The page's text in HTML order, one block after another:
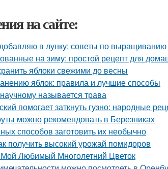
на сайте:
в лунку: советы по выращиванию
на зиму: простой рецепт для
яблоки свежими до весны
яблок: правила и лучшие способы
называется трава
помогает заткнуть гузно: народные
можно рекомендовать в Березниках
способов заготовить их необычно
получить высокий урожай помидоров
Любимый Многолетний Цветок